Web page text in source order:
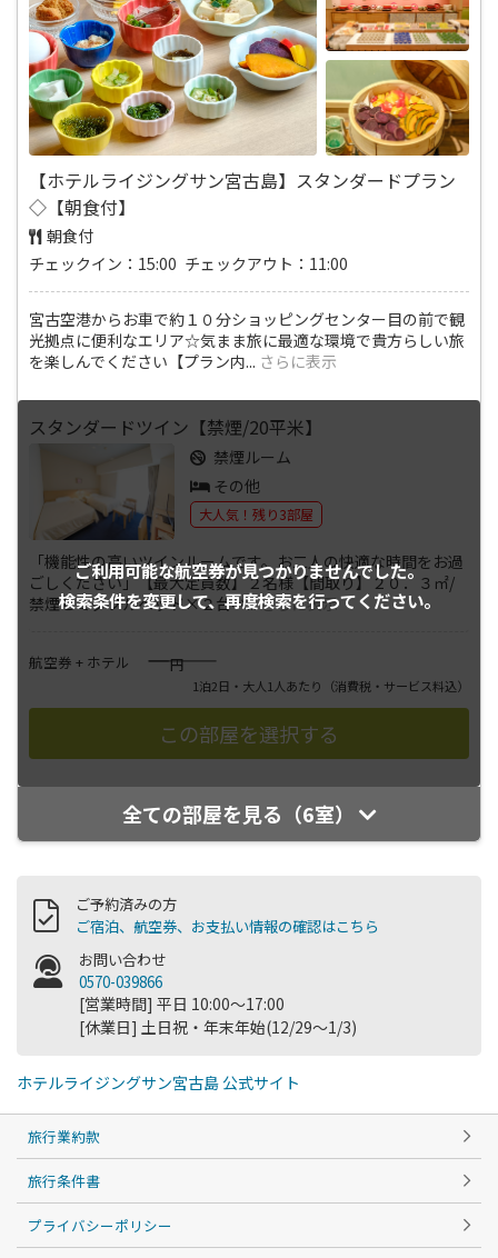
【ホテルライジングサン宮古島】スタンダードプラン
◇【朝食付】
朝食付
チェックイン：15:00 チェックアウト：11:00
宮古空港からお車で約１０分ショッピングセンター目の前で観
光拠点に便利なエリア☆気まま旅に最適な環境で貴方らしい旅
を楽しんでください【プラン内... さらに表示
ご利用可能な航空券が見つかりませんでした。
検索条件を変更して、再度検索を行ってください。
スタンダードツイン【禁煙/20平米】
禁煙ルーム
その他
大人気！残り3部屋
「機能性の高いツインルームです。お二人の快適な時間をお過
ごしください」【最大定員数】２名様【間取り】２０．３㎡/
禁煙セミダブルベッド×２台ベ...さらに表示
航空券 + ホテル ――――円
1泊2日・大人1人あたり （消費税・サービス料込）
全ての部屋を見る（6室）
ご予約済みの方
ご宿泊、航空券、お支払い情報の確認はこちら
お問い合わせ
0570-039866
[営業時間] 平日 10:00～17:00
[休業日] 土日祝・年末年始(12/29～1/3)
ホテルライジングサン宮古島 公式サイト
旅行業約款
旅行条件書
プライバシーポリシー